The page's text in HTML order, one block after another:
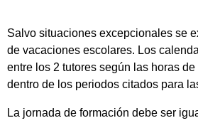
Salvo situaciones excepcionales se
de vacaciones escolares. Los
entre los 2 tutores según las horas
dentro de los periodos citados para
La jornada de formación debe ser